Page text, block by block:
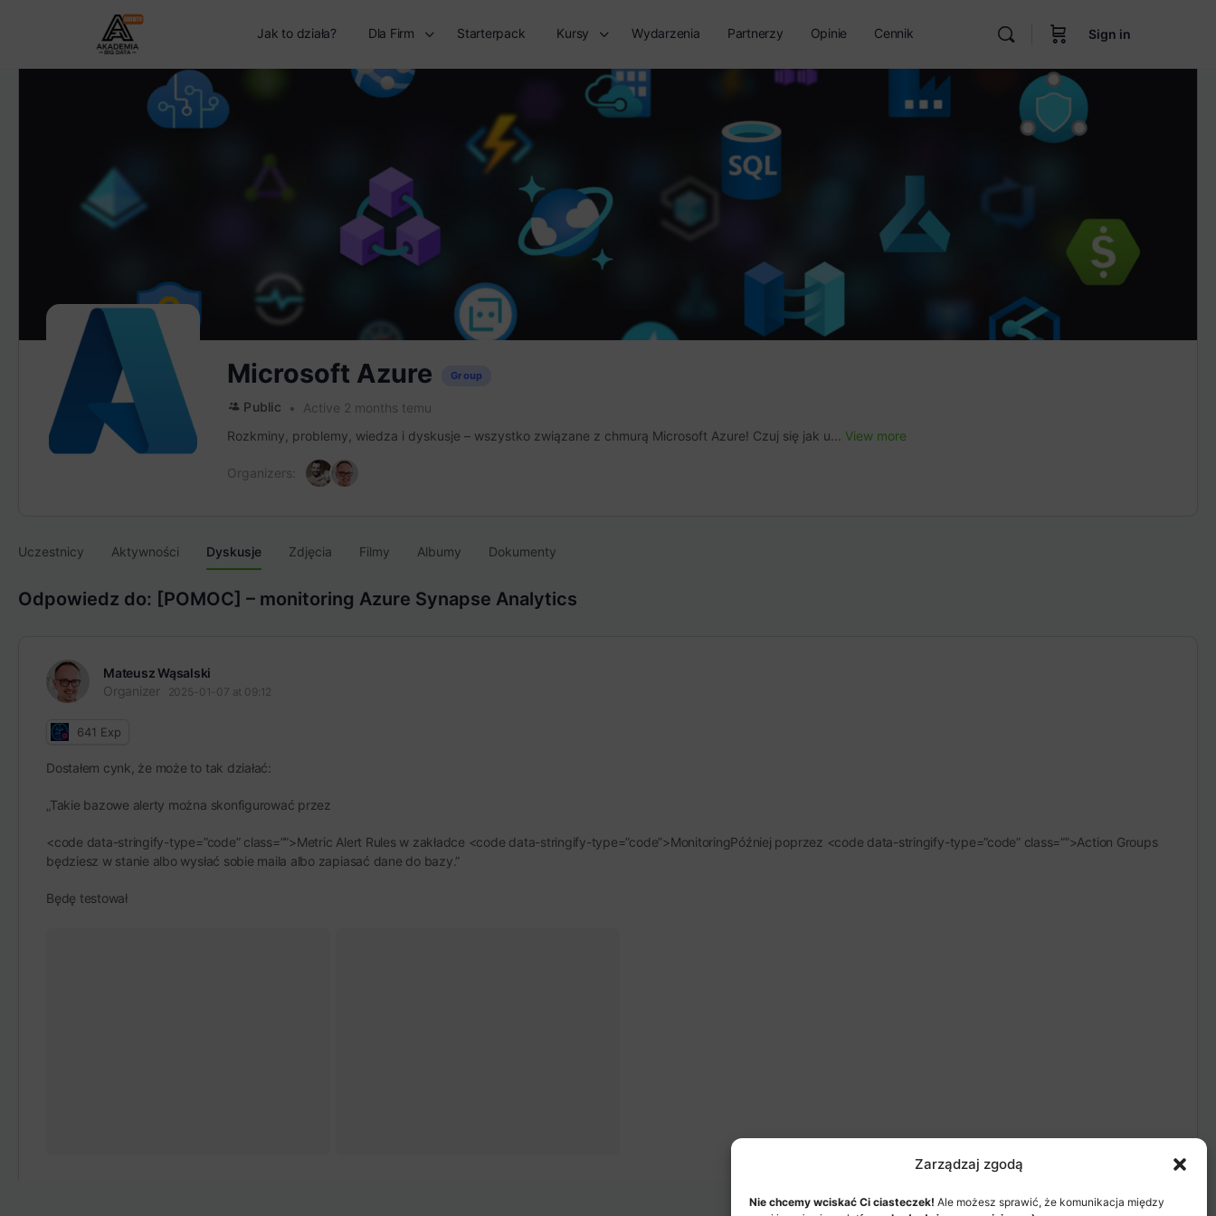
Zarządzaj zgodą
Nie chcemy wciskać Ci ciasteczek! Ale możesz sprawić, że komunikacja między
Jak to działa? Dla Firm Starterpack Kursy Wydarzenia Partnerzy Opinie Cennik Sign in
Microsoft Azure Group
Public
Active 2 months temu
Rozkminy, problemy, wiedza i dyskusje – wszystko związane z chmurą Microsoft Azure! Czuj się jak u... View more
Organizers:
Uczestnicy Aktywności Dyskusje Zdjęcia Filmy Albumy Dokumenty
Odpowiedz do: [POMOC] – monitoring Azure Synapse Analytics
Mateusz Wąsalski
Organizer
2025-01-07 at 09:12
641 Exp
Dostałem cynk, że może to tak działać:
Takie bazowe alerty można skonfigurować przez
<code data-stringify-type=”code” class=””>Metric Alert Rules w zakładce <code data-stringify-type=”code”>MonitoringPóźniej poprzez <code data-stringify-type=”code” class=””>Action Groups
będziesz w stanie albo wysłać sobie maila albo zapiasać dane do bazy.”
Będę testował